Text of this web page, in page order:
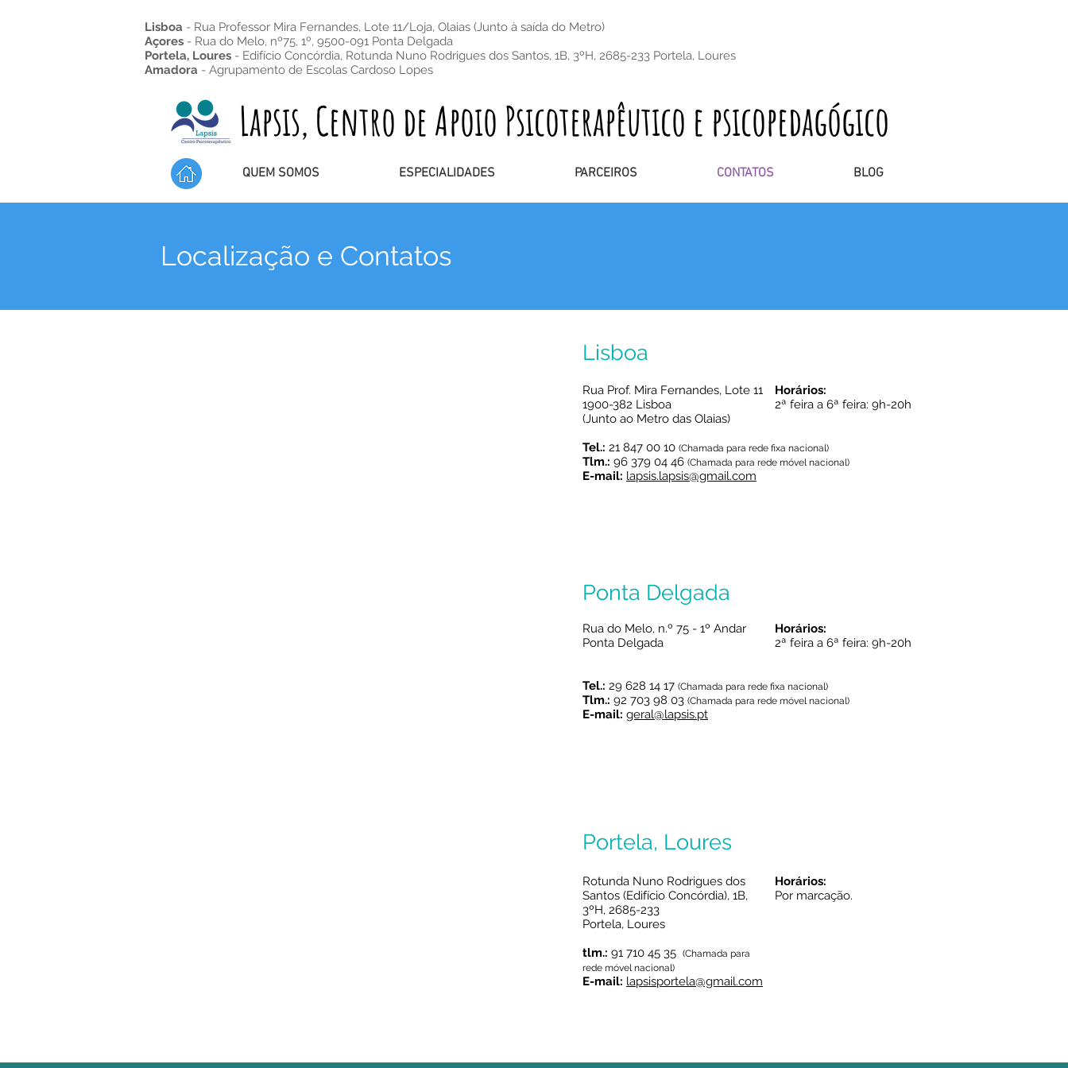
Lisboa - Rua Professor Mira Fernandes, Lote 11/Loja, Olaias (Junto à saída do Metro)
Açores - Rua do Melo, nº75, 1º, 9500-091 Ponta Delgada
Portela, Loures - Edifício Concórdia, Rotunda Nuno Rodrigues dos Santos, 1B, 3ºH, 2685-233 Portela, Loures
Amadora - Agrupamento de Escolas Cardoso Lopes
Lapsis, Centro de Apoio Psicoterapêutico e psicopedagógico
QUEM SOMOS ESPECIALIDADES PARCEIROS CONTATOS BLOG
Localização e Contatos
Lisboa
Rua Prof. Mira Fernandes, Lote 11
1900-382 Lisboa
(Junto ao Metro das Olaias)
Tel.: 21 847 00 10 (Chamada para rede fixa nacional)
Tlm.: 96 379 04 46 (Chamada para rede móvel nacional)
E-mail: lapsis.lapsis@gmail.com
Horários:
2ª feira a 6ª feira: 9h-20h
Ponta Delgada
Rua do Melo, n.º 75 - 1º Andar
Ponta Delgada
Tel.: 29 628 14 17 (Chamada para rede fixa nacional)
Tlm.: 92 703 98 03 (Chamada para rede móvel nacional)
E-mail: geral@lapsis.pt
Horários:
2ª feira a 6ª feira: 9h-20h
Portela, Loures
Rotunda Nuno Rodrigues dos
Santos (Edifício Concórdia), 1B,
3ºH, 2685-233
Portela, Loures
tlm.: 91 710 45 35 (Chamada para
rede móvel nacional)
E-mail: lapsisportela@gmail.com
Horários:
Por marcação.